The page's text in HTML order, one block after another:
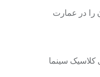
را در عمارت
سینما